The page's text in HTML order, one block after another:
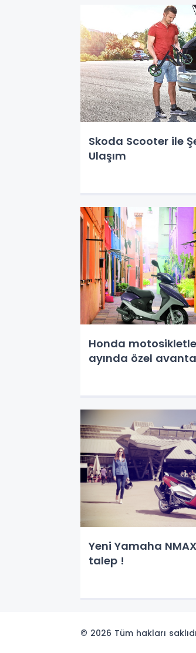
Skoda Scooter ile
Ulaşım
Honda
ayında özel
Yeni Yamaha
talep !
© 2026 Tüm hakları